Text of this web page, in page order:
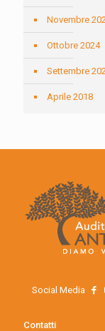
Novembre
Ottobre 2024
Settembre
Aprile 2018
Social Media
Contatti